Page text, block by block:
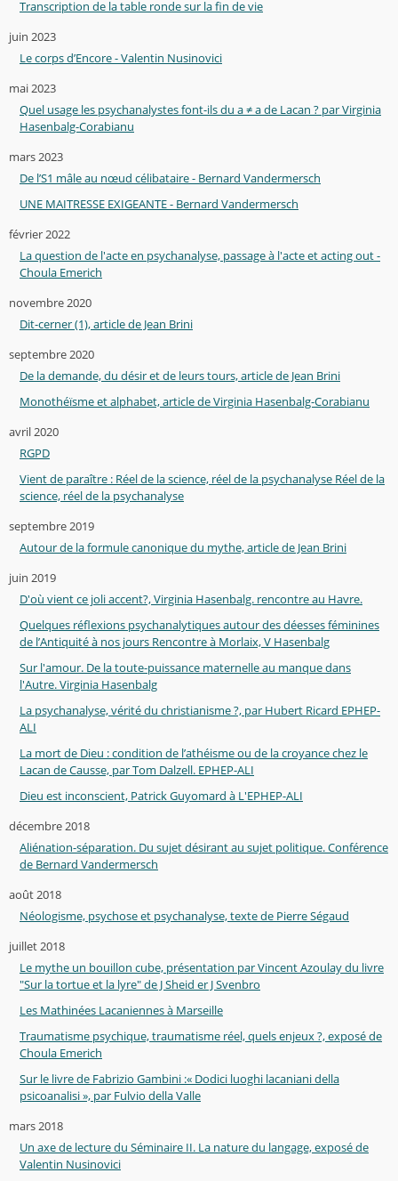
Transcription de la table ronde sur la fin de vie
juin 2023
Le corps d’Encore - Valentin Nusinovici
mai 2023
Quel usage les psychanalystes font-ils du a ≠ a de Lacan ? par Virginia
Hasenbalg-Corabianu
mars 2023
De l’S1 mâle au nœud célibataire - Bernard Vandermersch
UNE MAITRESSE EXIGEANTE - Bernard Vandermersch
février 2022
La question de l'acte en psychanalyse, passage à l'acte et acting out -
Choula Emerich
novembre 2020
Dit-cerner (1), article de Jean Brini
septembre 2020
De la demande, du désir et de leurs tours, article de Jean Brini
Monothéïsme et alphabet, article de Virginia Hasenbalg-Corabianu
avril 2020
RGPD
Vient de paraître : Réel de la science, réel de la psychanalyse Réel de la
science, réel de la psychanalyse
septembre 2019
Autour de la formule canonique du mythe, article de Jean Brini
juin 2019
D'où vient ce joli accent?, Virginia Hasenbalg. rencontre au Havre.
Quelques réflexions psychanalytiques autour des déesses féminines
de l’Antiquité à nos jours Rencontre à Morlaix, V Hasenbalg
Sur l'amour. De la toute-puissance maternelle au manque dans
l'Autre. Virginia Hasenbalg
La psychanalyse, vérité du christianisme ?, par Hubert Ricard EPHEP-
ALI
La mort de Dieu : condition de l’athéisme ou de la croyance chez le
Lacan de Causse, par Tom Dalzell. EPHEP-ALI
Dieu est inconscient, Patrick Guyomard à L'EPHEP-ALI
décembre 2018
Aliénation-séparation. Du sujet désirant au sujet politique. Conférence
de Bernard Vandermersch
août 2018
Néologisme, psychose et psychanalyse, texte de Pierre Ségaud
juillet 2018
Le mythe un bouillon cube, présentation par Vincent Azoulay du livre
"Sur la tortue et la lyre" de J Sheid er J Svenbro
Les Mathinées Lacaniennes à Marseille
Traumatisme psychique, traumatisme réel, quels enjeux ?, exposé de
Choula Emerich
Sur le livre de Fabrizio Gambini :« Dodici luoghi lacaniani della
psicoanalisi », par Fulvio della Valle
mars 2018
Un axe de lecture du Séminaire II. La nature du langage, exposé de
Valentin Nusinovici